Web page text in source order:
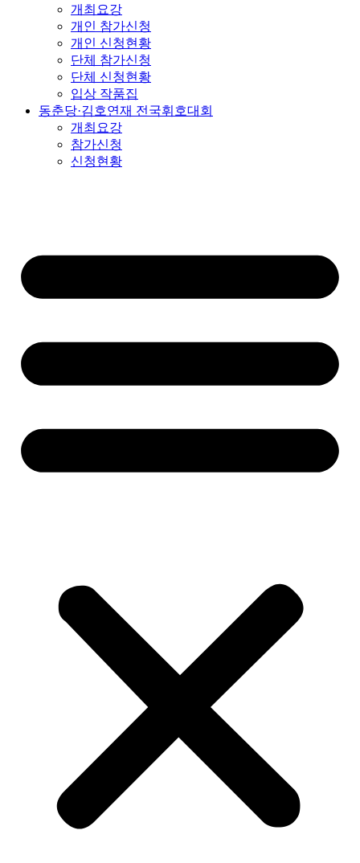
개최요강
개인 참가신청
개인 신청현황
단체 참가신청
단체 신청현황
입상 작품집
동춘당·김호연재 전국휘호대회
개최요강
참가신청
신청현황